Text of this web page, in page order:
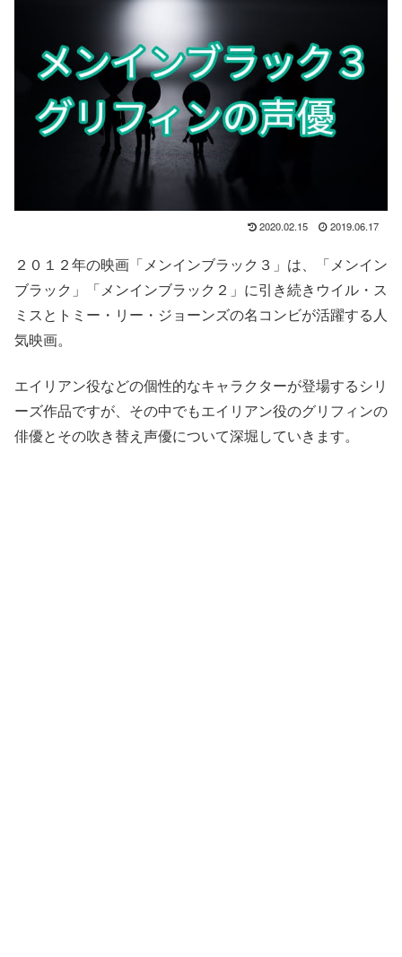
2020.02.15 2019.06.17
２０１２年の映画 「メンインブラック３」 は、
「メンイン
ブラック」
「メンインブラック２」 に引き続きウイル・ス
ミスとトミー・リー・ジョーンズの名コンビが活躍する人
気映画。
エイリアン役などの個性的なキャラクターが登場するシリ
ーズ作品ですが、その中でもエイリアン役のグリフィンの
俳優とその吹き替え声優について深堀していきます。